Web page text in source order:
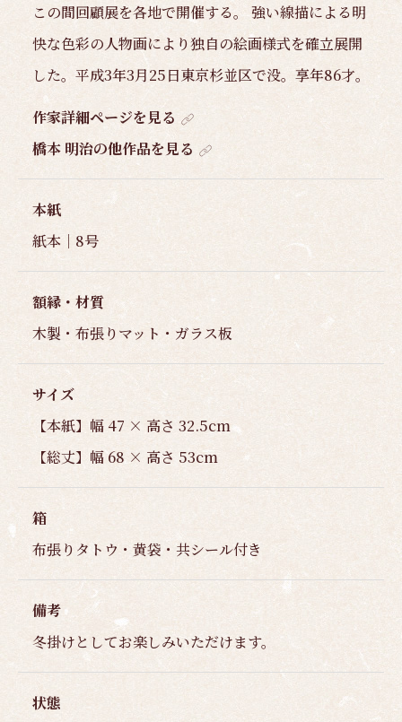
この間回顧展を各地で開催する。 強い線描による明
快な色彩の人物画により独自の絵画様式を確立展開
した。平成3年3月25日東京杉並区で没。享年86才。
作家詳細ページを見る
橋本 明治の他作品を見る
本紙
紙本｜8号
額縁・材質
木製・布張りマット・ガラス板
サイズ
【本紙】幅 47 × 高さ 32.5cm
【総丈】幅 68 × 高さ 53cm
箱
布張りタトウ・黄袋・共シール付き
備考
冬掛けとしてお楽しみいただけます。
状態